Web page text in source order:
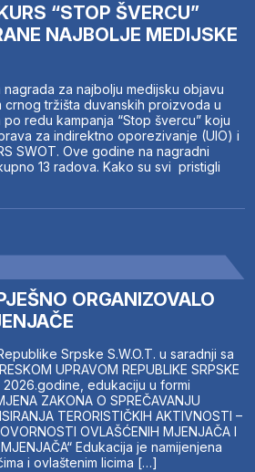
“STOP ŠVERCU”
NAJBOLJE MEDIJSKE
nagrada za najbolju medijsku objavu
crnog tržišta duvanskih proizvoda u
po redu kampanja “Stop švercu” koju
za indirektno oporezivanje (UIO) i
SWOT. Ove godine na nagradni
13 radova. Kako su svi pristigli
ORGANIZOVALO
Srpske S.W.O.T. u saradnji sa
UPRAVOM REPUBLIKE SRPSKE
edukaciju u formi
ZAKONA O SPREČAVANJU
TERORISTIČKIH AKTIVNOSTI –
OVLAŠĆENIH MJENJAČA I
Edukacija je namijenjena
i ovlaštenim licima […]